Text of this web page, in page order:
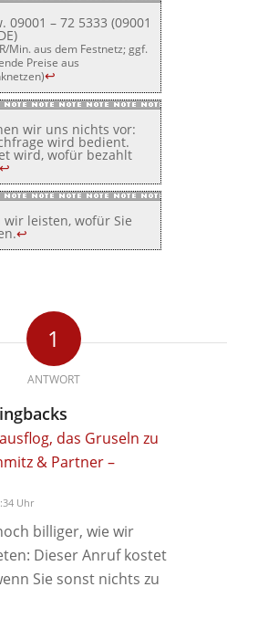
09001 – 72 5333 (09001
Min. aus dem Festnetz; ggf.
Preise aus
↩
wir uns nichts vor:
wird bedient.
wird, wofür bezahlt
↩
wir leisten, wofür Sie
↩
1
ANTWORT
das Gruseln zu
& Partner –
Uhr
billiger, wie wir
Dieser Anruf kostet
Sie sonst nichts zu